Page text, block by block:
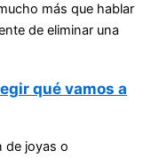
más que hablar
de eliminar una
qué vamos a
de joyas o